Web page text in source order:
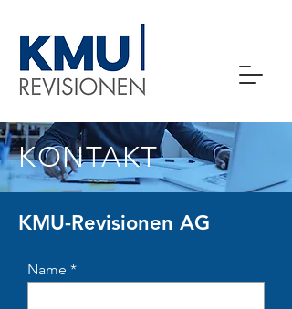
KONTAKT
KMU-Revisionen AG
Name